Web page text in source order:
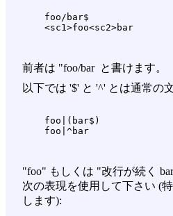
    foo/bar$
前者は "foo/bar と書けます。
以下では '$' と '^' とは通常の
    foo|(bar$)
"foo" もしくは "改行が続く
次の表現を使用して下さい (
します):